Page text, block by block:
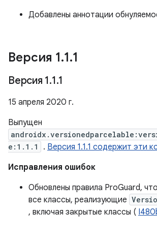
Добавлены аннотации
Версия 1.1.1
Версия 1.1.1
15 апреля 2020 г.
Выпущен
e:1.1.1
. Версия 1.1.1 содержит эти
Исправления ошибок
Обновлены правила ProGuard,
все классы, реализующие
, включая закрытые классы (